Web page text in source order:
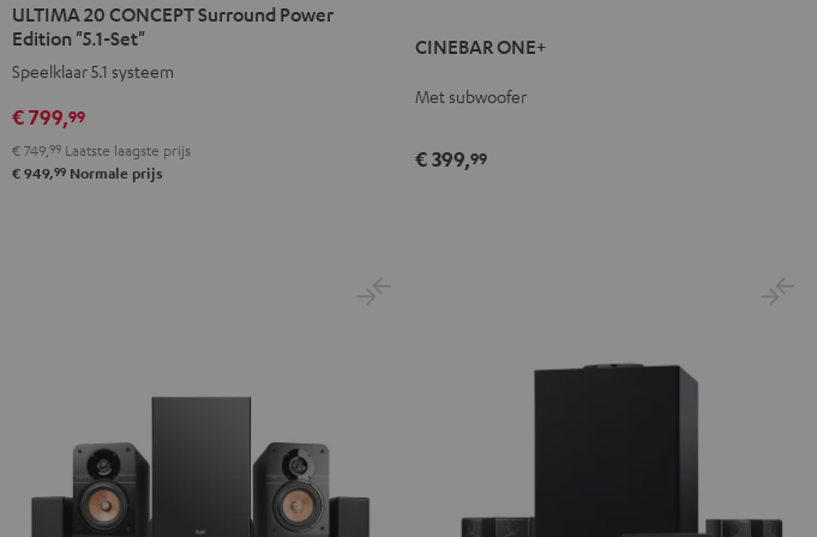
CONCEPT
Surround
Edition
"5.1-
Set"
CONCEPT
Surround
Edition
"5.1-
Set"
ULTIMA 20 CONCEPT Surround Power
Edition "5.1-Set"
Speelklaar 5.1 systeem
€ 799,99
€ 749,99 Laatste laagste prijs
€ 949,99 Normale prijs
ZwartWit
CINEBAR ONE+
Met subwoofer
€ 399,99